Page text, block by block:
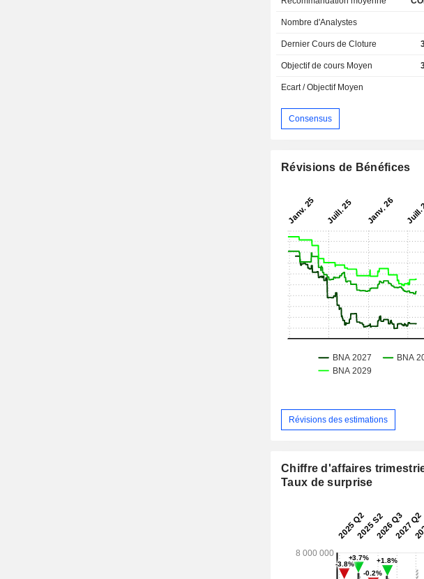
Nombre d'Analystes
Dernier Cours de Cloture
Objectif de cours Moyen
Ecart / Objectif Moyen
Consensus
Révisions de Bénéfices
Révisions des estimations
Chiffre d'affaires
Taux de surprise